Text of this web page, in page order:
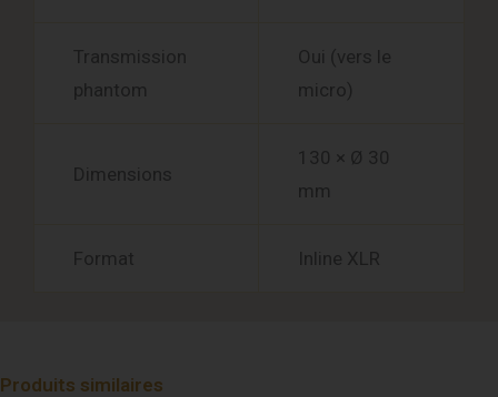
Transmission
phantom
Oui (vers le
micro)
Dimensions
130 × Ø 30
mm
Format Inline XLR
Produits similaires